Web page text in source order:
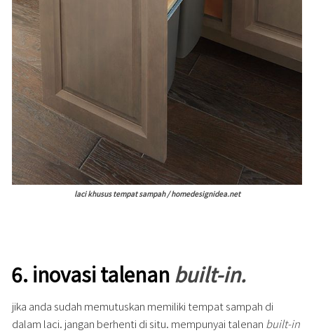
laci khusus tempat sampah / homedesignidea.net
6. inovasi talenanbuilt-in.
jika anda sudah memutuskan memiliki tempat sampah di
dalam laci. jangan berhenti di situ. mempunyai talenan built-in